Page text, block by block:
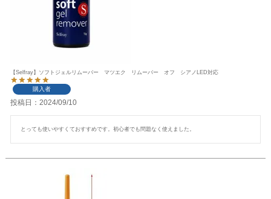
【Selfray】ソフトジェルリムーバー マツエク リムーバー オフ シアノLED対応
購入者
投稿日 2024/09/10
とっても使いやすくておすすめです。初心者でも問題なく使えました。